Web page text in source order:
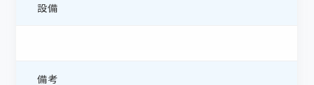
設備
備考